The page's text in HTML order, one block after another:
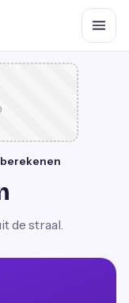
de straal.